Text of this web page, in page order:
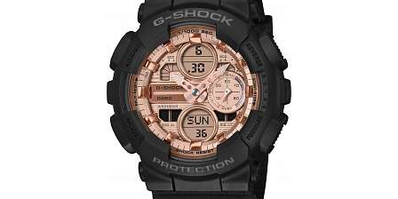
G-shock
GMA-S140PG-1A
i